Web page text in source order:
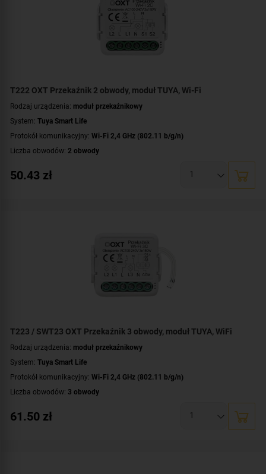
T222 OXT Przekaźnik 2 obwody, moduł TUYA, Wi-Fi
Rodzaj urządzenia: moduł przekaźnikowy
System: Tuya Smart Life
Protokół komunikacyjny: Wi-Fi 2,4 GHz (802.11 b/g/n)
Liczba obwodów: 2 obwody
Zasilanie: AC 230 V
50.43 zł
T223 / SWT23 OXT Przekaźnik 3 obwody, moduł TUYA, WiFi
Rodzaj urządzenia: moduł przekaźnikowy
System: Tuya Smart Life
Protokół komunikacyjny: Wi-Fi 2,4 GHz (802.11 b/g/n)
Liczba obwodów: 3 obwody
Zasilanie: AC 230 V
61.50 zł